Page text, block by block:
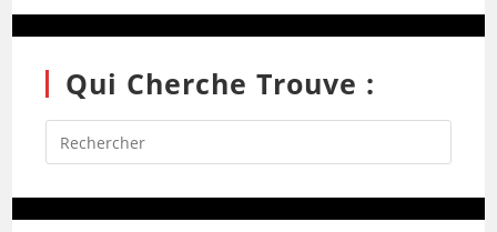
Qui Cherche Trouve :